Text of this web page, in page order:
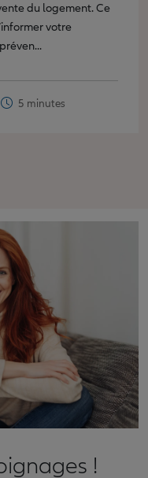
du logement. Ce
votre
5 minutes
!